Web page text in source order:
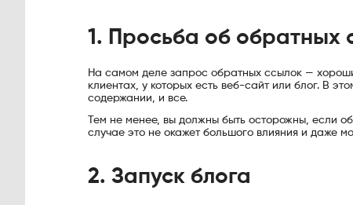
1. Просьба об обратных
На самом деле запрос обратных ссылок —
клиентах, у которых есть веб-сайт или блог. В
содержании, и все.
Тем не менее, вы должны быть осторожны, если
случае это не окажет большого влияния и даже
2. Запуск блога